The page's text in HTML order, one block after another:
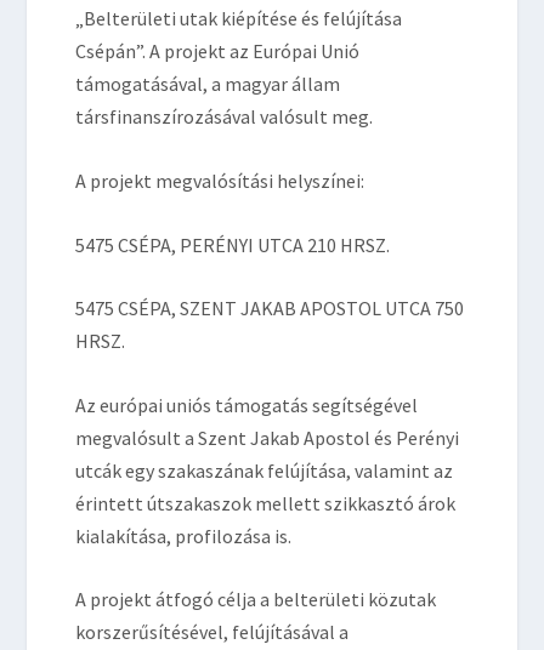
„Belterületi utak kiépítése és felújítása
Csépán”. A projekt az Európai Unió
támogatásával, a magyar állam
társfinanszírozásával valósult meg.
A projekt megvalósítási helyszínei:
5475 CSÉPA, PERÉNYI UTCA 210 HRSZ.
5475 CSÉPA, SZENT JAKAB APOSTOL UTCA 750
HRSZ.
Az európai uniós támogatás segítségével
megvalósult a Szent Jakab Apostol és Perényi
utcák egy szakaszának felújítása, valamint az
érintett útszakaszok mellett szikkasztó árok
kialakítása, profilozása is.
A projekt átfogó célja a belterületi közutak
korszerűsítésével, felújításával a